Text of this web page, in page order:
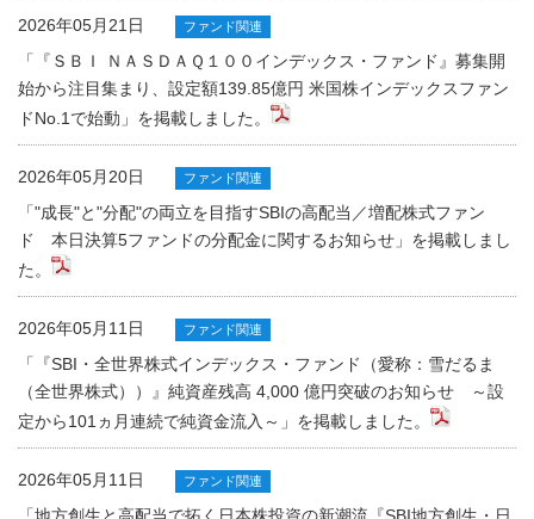
2026年05月21日 ファンド関連
「『ＳＢＩ ＮＡＳＤＡＱ１００インデックス・ファンド』募集開
始から注目集まり、設定額139.85億円 米国株インデックスファン
ドNo.1で始動」を掲載しました。
2026年05月20日 ファンド関連
「"成長"と"分配"の両立を目指すSBIの高配当／増配株式ファン
ド 本日決算5ファンドの分配金に関するお知らせ」を掲載しまし
た。
2026年05月11日 ファンド関連
「『SBI・全世界株式インデックス・ファンド（愛称：雪だるま
（全世界株式））』純資産残高 4,000 億円突破のお知らせ ～設
定から101ヵ月連続で純資金流入～」を掲載しました。
2026年05月11日 ファンド関連